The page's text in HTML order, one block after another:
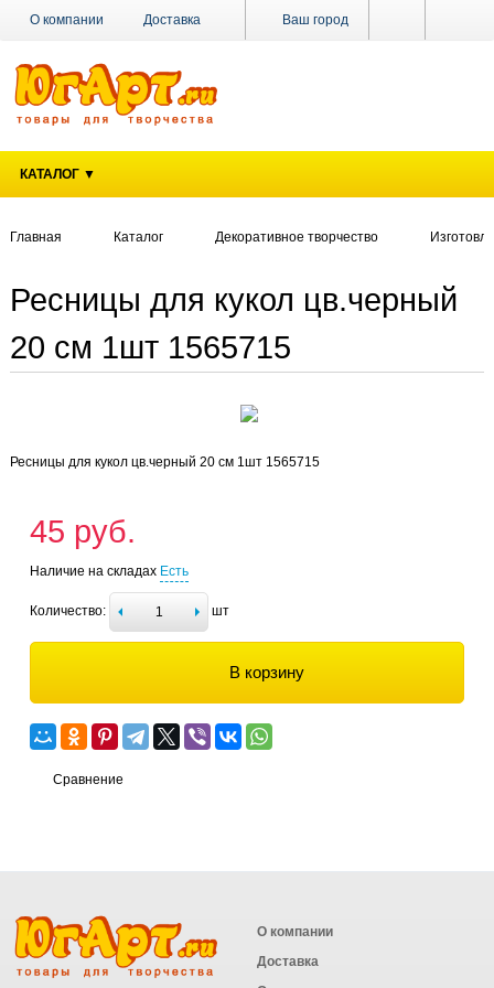
Ваш город
О компании Доставка
Наши магазины Новости
КАТАЛОГ ▼
Главная Каталог Декоративное творчество
Ресницы для кукол цв.черный
20 см 1шт 1565715
Ресницы для кукол цв.черный 20 см 1шт 1565715
45 руб.
Наличие на складах Есть
Количество: шт
В корзину
Сравнение
О компании
Доставка